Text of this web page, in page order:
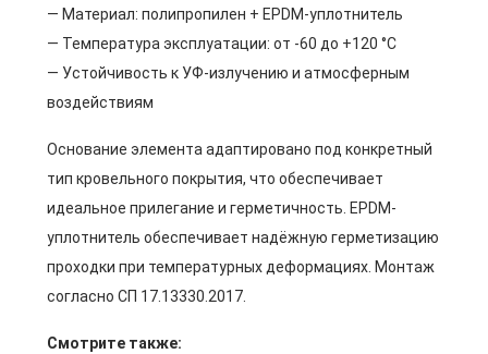
— Материал: полипропилен + EPDM-уплотнитель
— Температура эксплуатации: от -60 до +120 °C
— Устойчивость к УФ-излучению и атмосферным
воздействиям
Основание элемента адаптировано под конкретный
тип кровельного покрытия, что обеспечивает
идеальное прилегание и герметичность. EPDM-
уплотнитель обеспечивает надёжную герметизацию
проходки при температурных деформациях. Монтаж
согласно СП 17.13330.2017.
Смотрите также: